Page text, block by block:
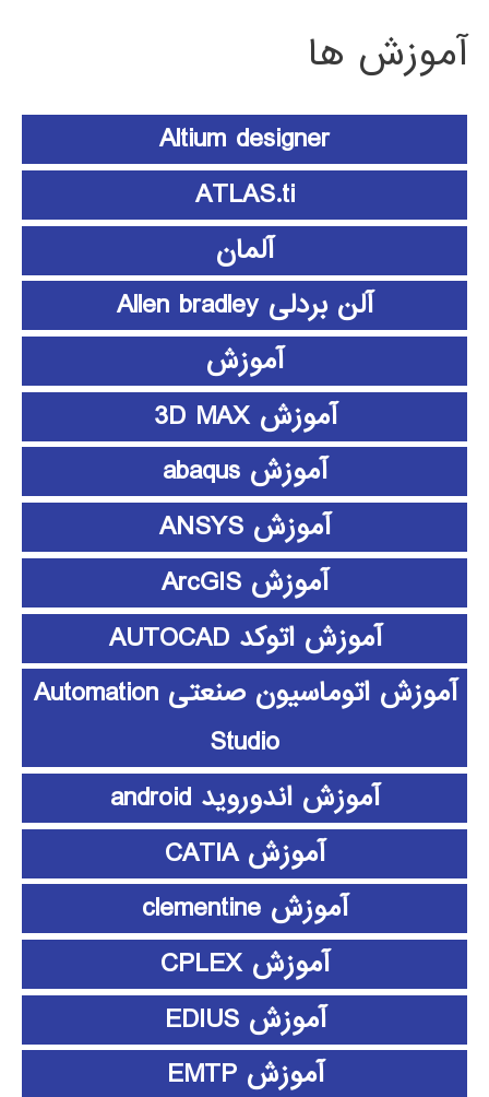
آموزش ها
Altium designer
ATLAS.ti
آلمان
آلن بردلی Allen bradley
آموزش
آموزش 3D MAX
آموزش abaqus
آموزش ANSYS
آموزش ArcGIS
آموزش اتوکد AUTOCAD
آموزش اتوماسیون صنعتی Automation
Studio
آموزش اندوروید android
آموزش CATIA
آموزش clementine
آموزش CPLEX
آموزش EDIUS
آموزش EMTP